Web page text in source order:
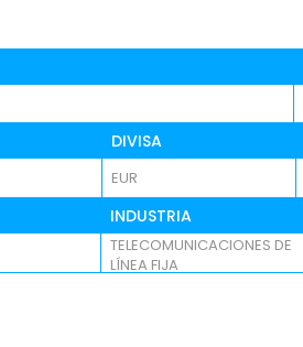
DIVISA
EUR
INDUSTRIA
TELECOMUNICACIONES DE
LÍNEA FIJA